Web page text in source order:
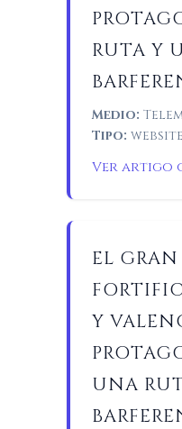
RUTA Y
Medio:
Tipo: website
Ver artigo
EL
Y
UNA